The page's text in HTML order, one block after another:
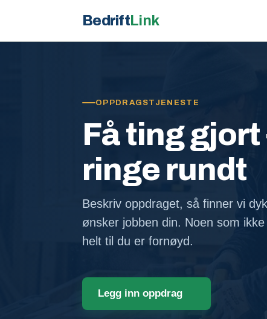
BedriftLink
OPPDRAGSTJENESTE
Få ting gjort
ringe rundt
Beskriv oppdraget, så finner vi
ønsker jobben din. Noen som
helt til du er fornøyd.
Legg inn oppdrag